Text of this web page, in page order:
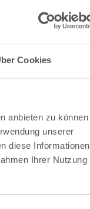
Cookies
anbieten zu können
unserer
diese Informationen
Ihrer Nutzung